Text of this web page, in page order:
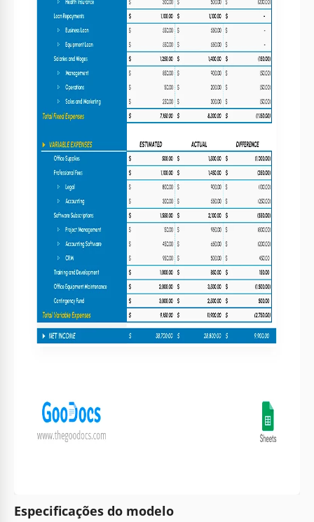
Especificações do modelo